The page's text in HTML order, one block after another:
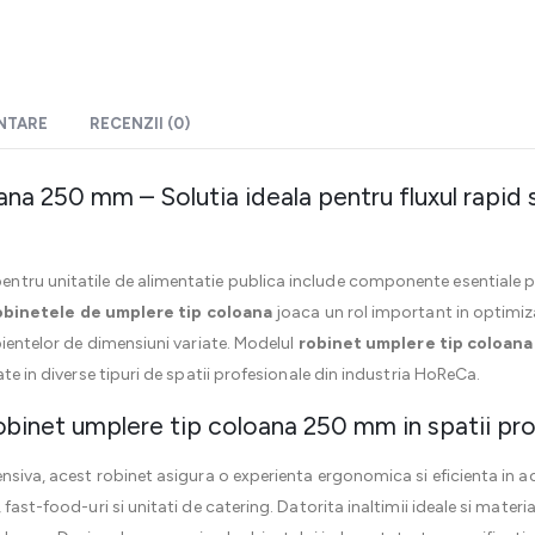
RECENZII (0)
250 mm – Solutia ideala pentru fluxul rapid
unitatile de alimentatie publica include componente esentiale
de umplere tip coloana joaca un rol important in
de dimensiuni variate. Modelul robinet umplere tip coloana
in diverse tipuri de spatii profesionale din industria HoReCa.
umplere tip coloana 250 mm in spatii
acest robinet asigura o experienta ergonomica si eficienta in
food-uri si unitati de catering. Datorita inaltimii ideale si